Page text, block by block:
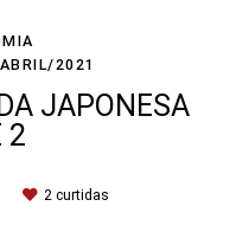
2021
JAPONESA
2
2 curtidas